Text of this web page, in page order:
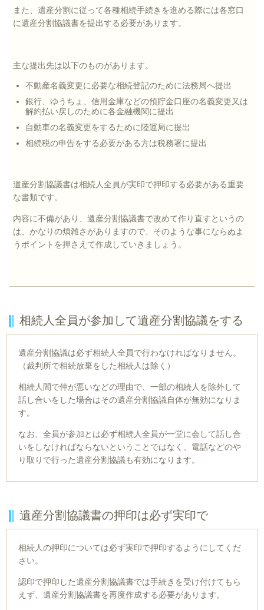
また、遺産分割に従って各種相続手続きを進める際には各窓口
に遺産分割協議書を提出する必要があります。
主な提出先は以下のものがあります。
不動産名義変更に必要な相続登記のために法務局へ提出
銀行、ゆうちょ、信用金庫などの預貯金口座の名義変更又は
解約払い戻しのために各金融機関に提出
自動車の名義変更をするために陸運局に提出
相続税の申告をする必要がある方は税務署に提出
遺産分割協議書は相続人全員が実印で押印する必要がある重要
な書類です。
内容に不備があり、遺産分割協議書で改めて作り直すというの
は、かなりの煩雑さがありますので、そのような事にならぬよ
うポイントを押さえて作成していきましょう。
相続人全員が参加して遺産分割協議をする
遺産分割協議は必ず相続人全員で行わなければなりません。
（裁判所で相続放棄をした相続人は除く）
相続人間で仲が悪いなどの理由で、一部の相続人を除外して
話し合いをした場合はその遺産分割協議自体が無効になりま
す。
なお、全員が参加とは必ず相続人全員が一堂に会して話し合
いをしなければならないということではなく、電話などのや
り取りで行った遺産分割協議も有効になります。
遺産分割協議書の押印は必ず実印で
相続人の押印については必ず実印で押印するようにしてくだ
さい。
認印で押印した遺産分割協議書では手続きを受け付けてもら
えず、遺産分割協議書を再度作成する必要があります。